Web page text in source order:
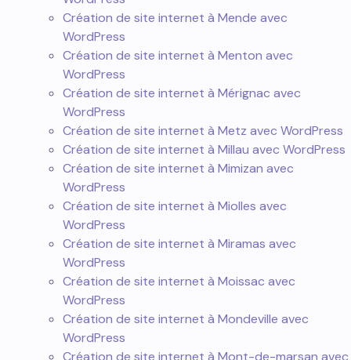
Création de site internet à Mende avec
WordPress
Création de site internet à Menton avec
WordPress
Création de site internet à Mérignac avec
WordPress
Création de site internet à Metz avec WordPress
Création de site internet à Millau avec WordPress
Création de site internet à Mimizan avec
WordPress
Création de site internet à Miolles avec
WordPress
Création de site internet à Miramas avec
WordPress
Création de site internet à Moissac avec
WordPress
Création de site internet à Mondeville avec
WordPress
Création de site internet à Mont-de-marsan avec